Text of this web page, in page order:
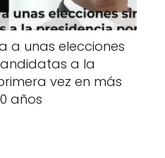
a unas elecciones
a la
vez en más
años